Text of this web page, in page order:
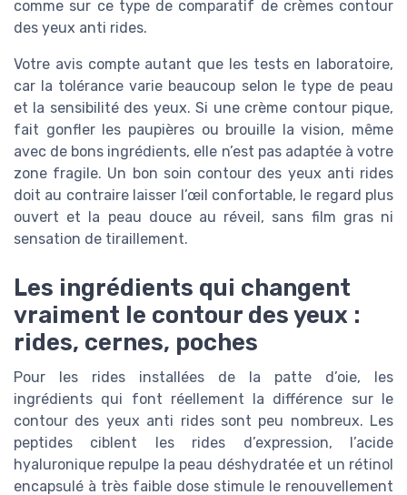
comme sur ce type de comparatif de crèmes contour
des yeux anti rides.
Votre avis compte autant que les tests en laboratoire,
car la tolérance varie beaucoup selon le type de peau
et la sensibilité des yeux. Si une crème contour pique,
fait gonfler les paupières ou brouille la vision, même
avec de bons ingrédients, elle n’est pas adaptée à votre
zone fragile. Un bon soin contour des yeux anti rides
doit au contraire laisser l’œil confortable, le regard plus
ouvert et la peau douce au réveil, sans film gras ni
sensation de tiraillement.
Les ingrédients qui changent
vraiment le contour des yeux :
rides, cernes, poches
Pour les rides installées de la patte d’oie, les
ingrédients qui font réellement la différence sur le
contour des yeux anti rides sont peu nombreux. Les
peptides ciblent les rides d’expression, l’acide
hyaluronique repulpe la peau déshydratée et un rétinol
encapsulé à très faible dose stimule le renouvellement